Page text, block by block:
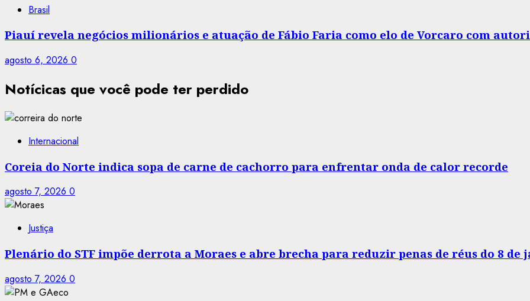
Brasil
Piauí revela negócios milionários e atuação de Fábio Faria como elo de Vorcaro com
agosto 6, 2026 0
Notícicas que você pode ter perdido
Internacional
Coreia do Norte indica sopa de carne de cachorro para enfrentar onda de calor recorde
agosto 7, 2026 0
Justiça
Plenário do STF impõe derrota a Moraes e abre brecha para reduzir penas de réus do 8 de
agosto 7, 2026 0